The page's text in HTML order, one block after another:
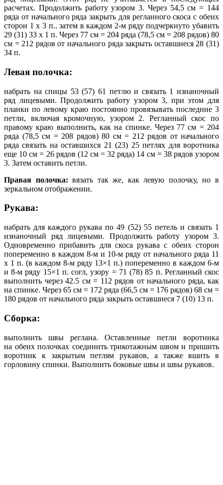
расчетах. Продолжить работу узором 3. Через 54,5 см = 144
ряда от начального ряда закрыть для регланного скоса с обеих
сторон 1 х 3 п.. затем в каждом 2-м ряду подчеркнуто убавить
29 (31) 33 х 1 п. Через 77 см = 204 ряда (78,5 см = 208 рядов) 80
см = 212 рядов от начального ряда закрыть оставшиеся 28 (31)
34 п.
Левая полочка:
набрать на спицы 53 (57) 61 петлю и связать 1 изнаночный
ряд лицевыми. Продолжить работу узором 3, при этом для
планки по левому краю постоянно провязывать последние 3
петли, включая кромочную, узором 2. Регланный скос по
правому краю выполнить, как на спинке. Через 77 см = 204
ряда (78,5 см = 208 рядов) 80 см = 212 рядов от начального
ряда связать на оставшихся 21 (23) 25 петлях для воротника
еще 10 см = 26 рядов (12 см = 32 ряда) 14 см = 38 рядов узором
3. Затем оставить петли.
Правая полочка: вязать так же, как левую полочку, но в
зеркальном отображении.
Рукава:
набрать для каждого рукава по 49 (52) 55 петель и связать 1
изнаночный ряд лицевыми. Продолжить работу узором 3.
Одновременно прибавить для скоса рукава с обеих сторон
попеременно в каждом 8-м и 10-м ряду от начального ряда 11
х 1 п. (в каждом 8-м ряду 13×1 п.) попеременно в каждом 6-м
и 8-м ряду 15×1 п. coгл, узору = 71 (78) 85 п. Регланный скос
выполнить через 42.5 см = 112 рядов от начального ряда, как
на спинке. Через 65 см = 172 ряда (66,5 см = 176 рядов) 68 см =
180 рядов от начального ряда закрыть оставшиеся 7 (10) 13 п.
Сборка:
выполнить швы реглана. Оставленные петли воротника
на обеих полочках соединить трикотажным швом и пришить
воротник к закрытым петлям рукавов, а также вшить в
горловину спинки. Выполнить боковые швы и швы рукавов.